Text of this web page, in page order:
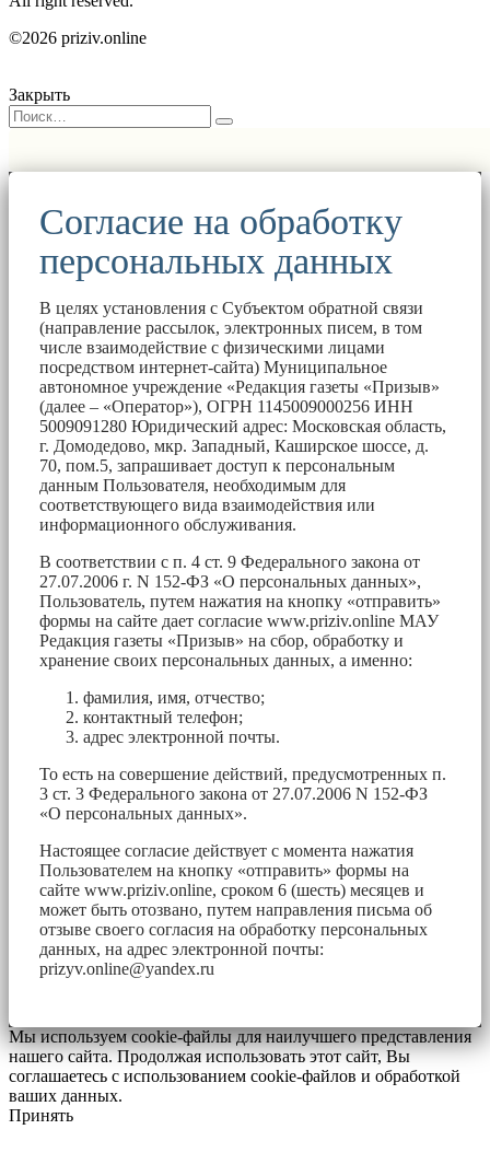
©2026 priziv.online
Закрыть
Согласие на обработку
персональных данных
В целях установления с Субъектом обратной связи
(направление рассылок, электронных писем, в том
числе взаимодействие с физическими лицами
посредством интернет-сайта) Муниципальное
автономное учреждение «Редакция газеты «Призыв»
(далее – «Оператор»), ОГРН 1145009000256 ИНН
5009091280 Юридический адрес: Московская область,
г. Домодедово, мкр. Западный, Каширское шоссе, д.
70, пом.5, запрашивает доступ к персональным
данным Пользователя, необходимым для
соответствующего вида взаимодействия или
информационного обслуживания.
В соответствии с п. 4 ст. 9 Федерального закона от
27.07.2006 г. N 152-ФЗ «О персональных данных»,
Пользователь, путем нажатия на кнопку «отправить»
формы на сайте дает согласие www.priziv.online МАУ
Редакция газеты «Призыв» на сбор, обработку и
хранение своих персональных данных, а именно:
фамилия, имя, отчество;
контактный телефон;
адрес электронной почты.
То есть на совершение действий, предусмотренных п.
3 ст. 3 Федерального закона от 27.07.2006 N 152-ФЗ
«О персональных данных».
Настоящее согласие действует с момента нажатия
Пользователем на кнопку «отправить» формы на
сайте www.priziv.online, сроком 6 (шесть) месяцев и
может быть отозвано, путем направления письма об
отзыве своего согласия на обработку персональных
данных, на адрес электронной почты:
prizyv.online@yandex.ru
Мы используем cookie-файлы для наилучшего представления
нашего сайта. Продолжая использовать этот сайт, Вы
соглашаетесь с использованием cookie-файлов и обработкой
ваших данных.
Принять